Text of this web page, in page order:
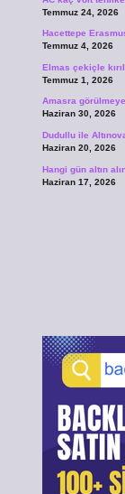
Temmuz 24, 2026
Hacettepe
Temmuz 4, 2026
Elmas çekiçle
Temmuz 1, 2026
Amasra
Haziran 30, 2026
Dudullu ile
Haziran 20, 2026
Hangi gün altın
Haziran 17, 2026